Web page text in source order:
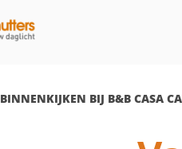
BINNENKIJKEN BIJ B&B CASA